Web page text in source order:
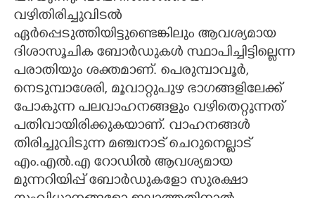
വഴിതിരിച്ചുവിടൽ
ഏർപ്പെടുത്തിയിട്ടുണ്ടെങ്കിലും ആവശ്യമായ
ദിശാസൂചിക ബോർഡുകൾ സ്ഥാപിച്ചിട്ടില്ലെന്ന
പരാതിയും ശക്തമാണ്. പെരുമ്പാവൂർ,
നെടുമ്പാശേരി, മൂവാറ്റുപുഴ ഭാഗങ്ങളിലേക്ക്
പോകുന്ന പലവാഹനങ്ങളും വഴിതെറ്റുന്നത്
പതിവായിരിക്കുകയാണ്. വാഹനങ്ങൾ
തിരിച്ചുവിടുന്ന മഞ്ചനാട് ചെറുനെല്ലാട്
എം.എൽ.എ റോഡിൽ ആവശ്യമായ
മുന്നറിയിപ്പ് ബോർഡുകളോ സുരക്ഷാ